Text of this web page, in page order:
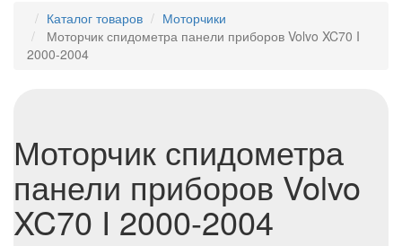
Каталог товаров
Моторчики
Моторчик спидометра панели приборов Volvo XC70 I
2000-2004
Моторчик спидометра
панели приборов Volvo
XC70 I 2000-2004